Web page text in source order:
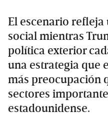
El escenario
social mientras
política exterior
una estrategia que
más preocupación
sectores
estadounidense.